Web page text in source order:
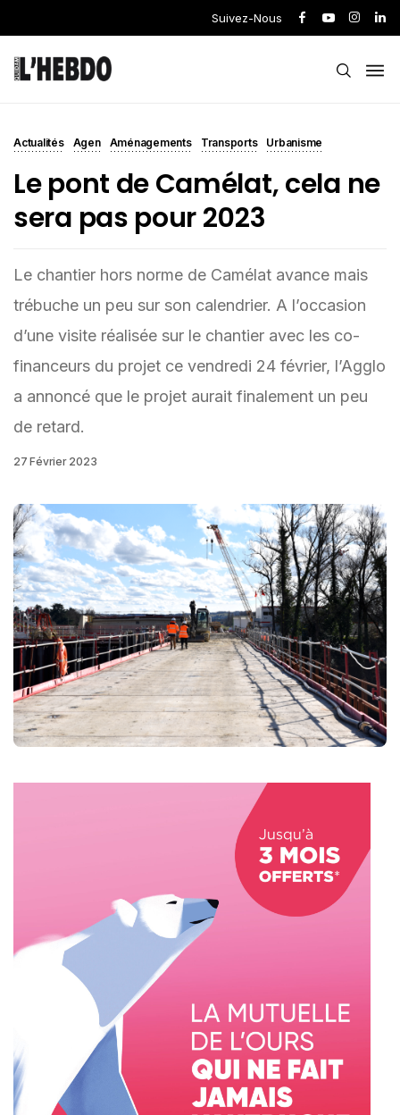
Suivez-Nous
Actualités Agen Aménagements Transports Urbanisme
Le pont de Camélat, cela ne
sera pas pour 2023
Le chantier hors norme de Camélat avance mais
trébuche un peu sur son calendrier. A l’occasion
d’une visite réalisée sur le chantier avec les co-
financeurs du projet ce vendredi 24 février, l’Agglo
a annoncé que le projet aurait finalement un peu
de retard.
27 Février 2023